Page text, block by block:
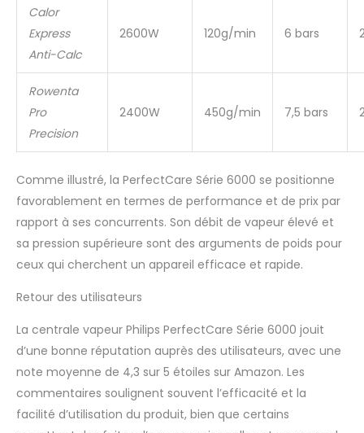
Calor
Express
Anti-Calc
2600W 120g/min 6 bars
Rowenta
Pro
Precision
2400W 450g/min 7,5 bars
Comme illustré, la PerfectCare Série 6000 se positionne
favorablement en termes de performance et de prix par
rapport à ses concurrents. Son débit de vapeur élevé et
sa pression supérieure sont des arguments de poids pour
ceux qui cherchent un appareil efficace et rapide.
Retour des utilisateurs
La centrale vapeur Philips PerfectCare Série 6000 jouit
d’une bonne réputation auprès des utilisateurs, avec une
note moyenne de 4,3 sur 5 étoiles sur Amazon. Les
commentaires soulignent souvent l’efficacité et la
facilité d’utilisation du produit, bien que certains